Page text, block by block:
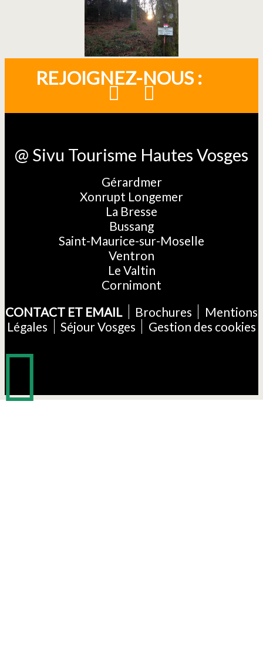
REJOIGNEZ-NOUS :
@ Sivu Tourisme Hautes Vosges
Gérardmer
Xonrupt Longemer
La Bresse
Bussang
Saint-Maurice-sur-Moselle
Ventron
Le Valtin
Cornimont
CONTACT ET EMAIL
Brochures
Mentions
Légales
Séjour Vosges Gestion des cookies